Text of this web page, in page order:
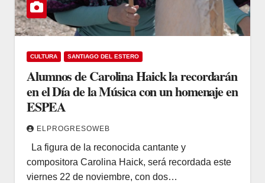
CULTURA SANTIAGO DEL ESTERO
Alumnos de Carolina Haick la recordarán
en el Día de la Música con un homenaje en
ESPEA
ELPROGRESOWEB
La figura de la reconocida cantante y
compositora Carolina Haick, será recordada este
viernes 22 de noviembre, con dos…